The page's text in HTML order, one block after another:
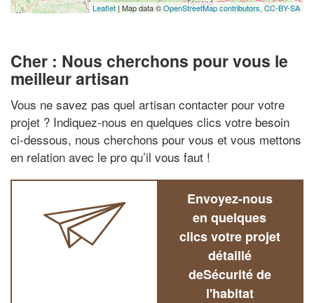
Leaflet | Map data ©OpenStreetMap contributors, CC-BY-SA
Cher : Nous cherchons pour vous le
meilleur artisan
Vous ne savez pas quel artisan contacter pour votre
projet ? Indiquez-nous en quelques clics votre besoin
ci-dessous, nous cherchons pour vous et vous mettons
en relation avec le pro qu’il vous faut !
Envoyez-nous
en quelques
clics votre projet
détaillé
deSécurité de
l'habitat